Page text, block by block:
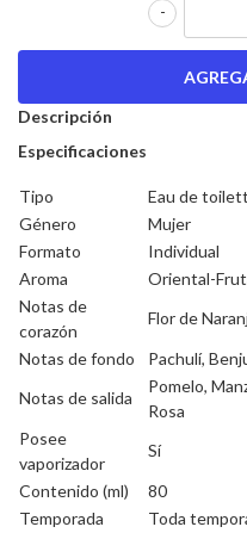
-
Descripción
Especificaciones
Tipo
Eau de
Género
Mujer
Formato
Individual
Aroma
Oriental-
Notas de
corazón
Flor de
Notas de fondo
Pachulí,
Notas de salida
Pomelo,
Rosa
Posee
vaporizador
Sí
Contenido (ml)
80
Temporada
Toda